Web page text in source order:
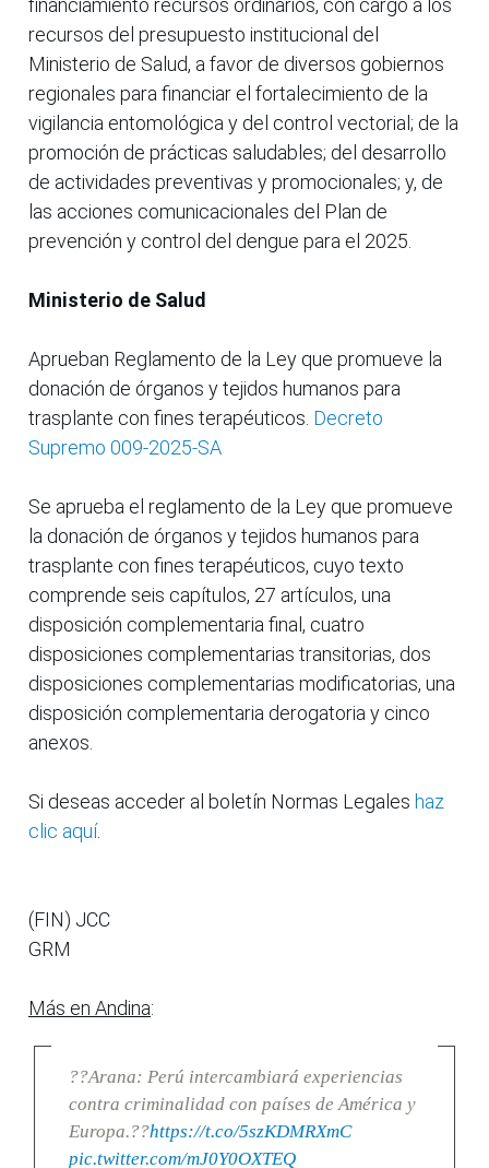
financiamiento recursos ordinarios, con cargo a los
recursos del presupuesto institucional del
Ministerio de Salud, a favor de diversos gobiernos
regionales para financiar el fortalecimiento de la
vigilancia entomológica y del control vectorial; de la
promoción de prácticas saludables; del desarrollo
de actividades preventivas y promocionales; y, de
las acciones comunicacionales del Plan de
prevención y control del dengue para el 2025.
Ministerio de Salud
Aprueban Reglamento de la Ley que promueve la
donación de órganos y tejidos humanos para
trasplante con fines terapéuticos. Decreto
Supremo 009-2025-SA
Se aprueba el reglamento de la Ley que promueve
la donación de órganos y tejidos humanos para
trasplante con fines terapéuticos, cuyo texto
comprende seis capítulos, 27 artículos, una
disposición complementaria final, cuatro
disposiciones complementarias transitorias, dos
disposiciones complementarias modificatorias, una
disposición complementaria derogatoria y cinco
anexos.
Si deseas acceder al boletín Normas Legales haz
clic aquí.
(FIN) JCC
GRM
Más en Andina:
??Arana: Perú intercambiará experiencias
contra criminalidad con países de América y
Europa.??https://t.co/5szKDMRXmC
pic.twitter.com/mJ0Y0OXTEQ